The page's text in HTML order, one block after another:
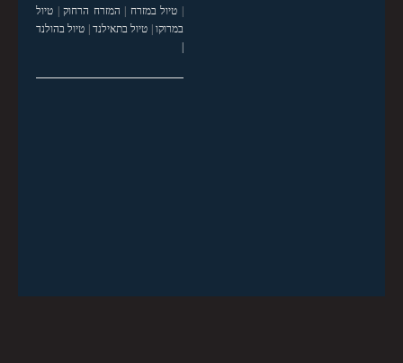
| טיול במזרח | המזרח הרחוק| טיול
במרוקו| טיול בתאילנד| טיול בהולנד
|